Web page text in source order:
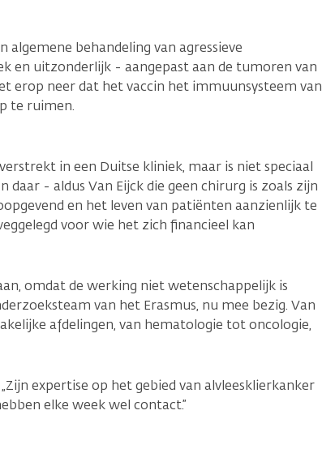
algemene behandeling van agressieve
en uitzonderlijk - aangepast aan de tumoren van
erop neer dat het vaccin het immuunsysteem van
te ruimen.
in een Duitse kliniek, maar is niet speciaal
daar - aldus Van Eijck die geen chirurg is zoals zijn
en het leven van patiënten aanzienlijk te
voor wie het zich financieel kan
omdat de werking niet wetenschappelijk is
van het Erasmus, nu mee bezig. Van
afdelingen, van hematologie tot oncologie,
expertise op het gebied van alvleesklierkanker
elke week wel contact.”